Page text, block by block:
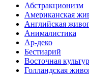
Абстракционизм
Американская
Английская
Анималистика
Ар-деко
Бестиарий
Восточная
Голландская